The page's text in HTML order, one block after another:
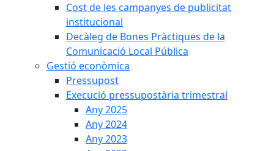
Cost de les campanyes de publicitat
institucional
Decàleg de Bones Pràctiques de la
Comunicació Local Pública
Gestió econòmica
Pressupost
Execució pressupostària trimestral
Any 2025
Any 2024
Any 2023